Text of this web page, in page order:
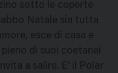
sotto le coperte
Natale sia tutta
esce di casa e
di suoi coetanei
a salire. E' il Polar